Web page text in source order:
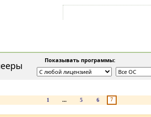
Показывать программы:
1 ... 5 6 7